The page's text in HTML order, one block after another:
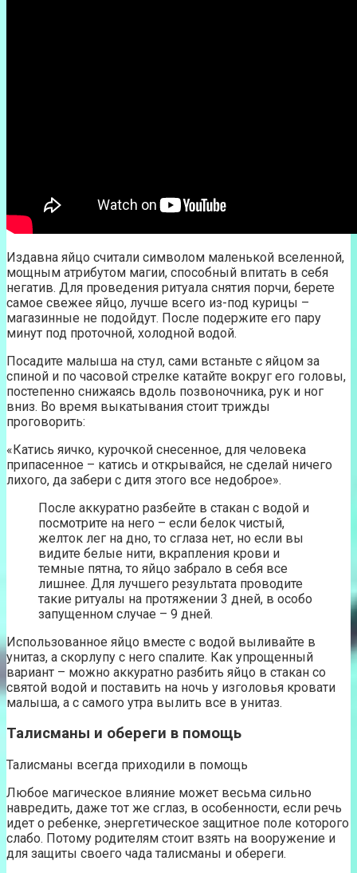
Издавна яйцо считали символом маленькой вселенной,
мощным атрибутом магии, способный впитать в себя
негатив. Для проведения ритуала снятия порчи, берете
самое свежее яйцо, лучше всего из-под курицы –
магазинные не подойдут. После подержите его пару
минут под проточной, холодной водой.
Посадите малыша на стул, сами встаньте с яйцом за
спиной и по часовой стрелке катайте вокруг его головы,
постепенно снижаясь вдоль позвоночника, рук и ног
вниз. Во время выкатывания стоит трижды
проговорить:
«Катись яичко, курочкой снесенное, для человека
припасенное – катись и открывайся, не сделай ничего
лихого, да забери с дитя этого все недоброе».
После аккуратно разбейте в стакан с водой и
посмотрите на него – если белок чистый,
желток лег на дно, то сглаза нет, но если вы
видите белые нити, вкрапления крови и
темные пятна, то яйцо забрало в себя все
лишнее. Для лучшего результата проводите
такие ритуалы на протяжении 3 дней, в особо
запущенном случае – 9 дней.
Использованное яйцо вместе с водой выливайте в
унитаз, а скорлупу с него спалите. Как упрощенный
вариант – можно аккуратно разбить яйцо в стакан со
святой водой и поставить на ночь у изголовья кровати
малыша, а с самого утра вылить все в унитаз.
Талисманы и обереги в помощь
Талисманы всегда приходили в помощь
Любое магическое влияние может весьма сильно
навредить, даже тот же сглаз, в особенности, если речь
идет о ребенке, энергетическое защитное поле которого
слабо. Потому родителям стоит взять на вооружение и
для защиты своего чада талисманы и обереги.